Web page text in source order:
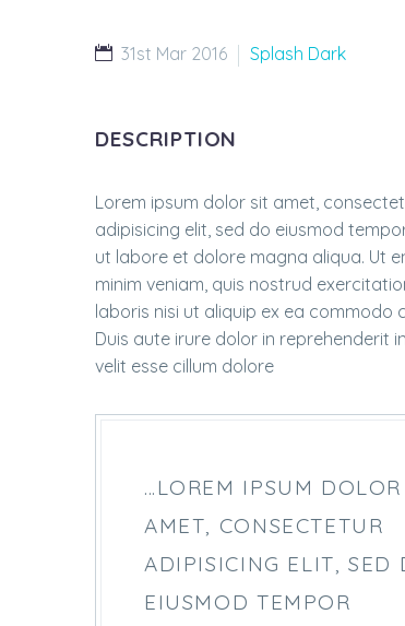
31st Mar 2016 Splash Dark
DESCRIPTION
Lorem ipsum dolor sit amet,
adipisicing elit, sed do eiusmod
ut labore et dolore magna aliqua. Ut
minim veniam, quis nostrud
laboris nisi ut aliquip ex ea commodo
Duis aute irure dolor in reprehenderit
velit esse cillum dolore
…LOREM IPSUM
AMET, CONSECTETUR
ADIPISICING ELIT, SED
EIUSMOD TEMPOR